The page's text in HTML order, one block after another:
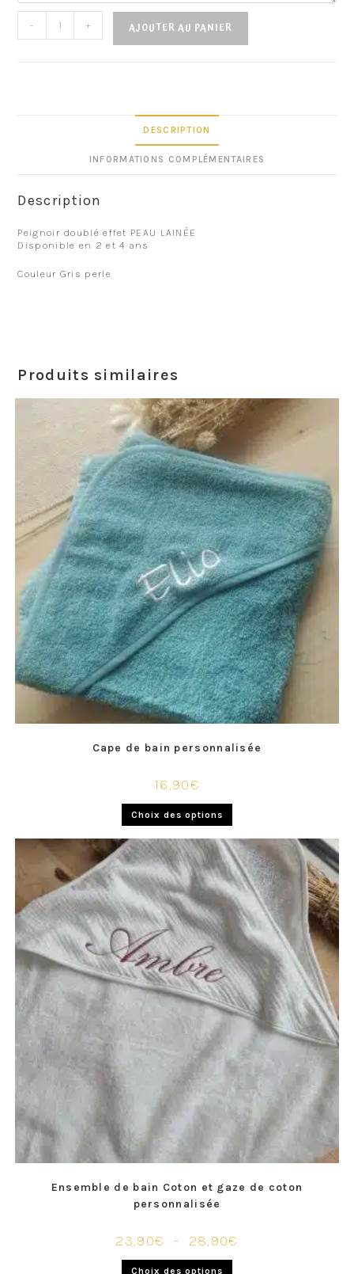
- + AJOUTER AU PANIER
DESCRIPTION
INFORMATIONS COMPLÉMENTAIRES
Description
Peignoir doublé effet PEAU LAINÉE
Disponible en 2 et 4 ans
Couleur Gris perle
Produits similaires
Cape de bain personnalisée
16,90€
Choix des options
Ensemble de bain Coton et gaze de coton
personnalisée
23,90€ – 28,90€
Choix des options